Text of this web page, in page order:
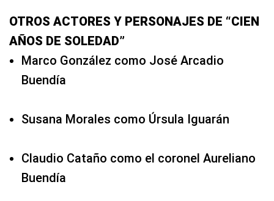
OTROS ACTORES Y PERSONAJES DE “CIEN
AÑOS DE SOLEDAD”
Marco González como José Arcadio
Buendía
Susana Morales como Úrsula Iguarán
Claudio Cataño como el coronel Aureliano
Buendía